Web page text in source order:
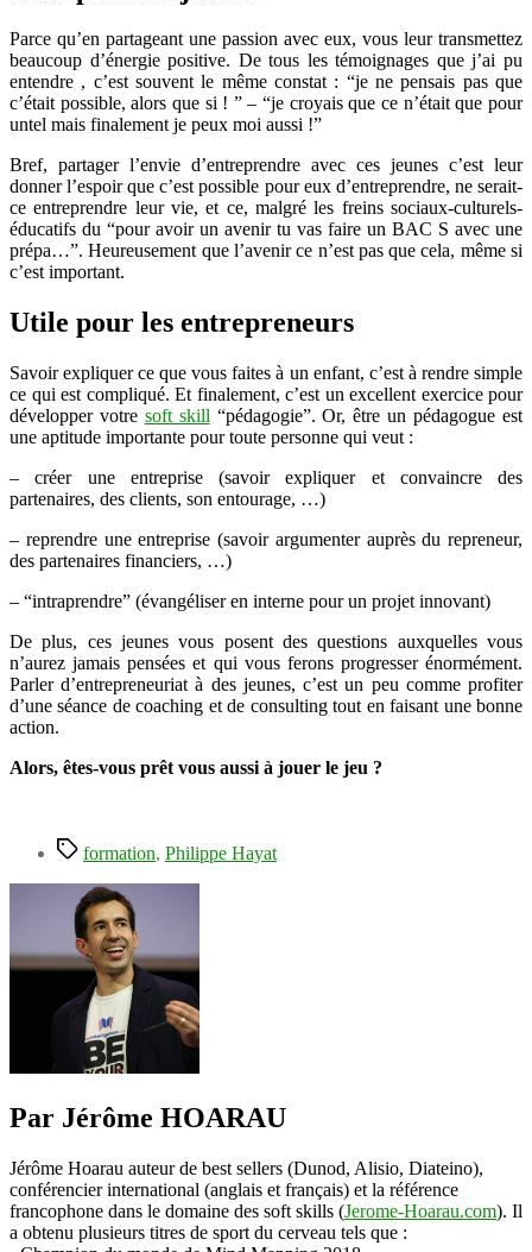
Parce qu’en partageant une passion avec eux, vous leur transmettez
beaucoup d’énergie positive. De tous les témoignages que j’ai pu
entendre , c’est souvent le même constat : “je ne pensais pas que
c’était possible, alors que si ! ” – “je croyais que ce n’était que pour
untel mais finalement je peux moi aussi !”
Bref, partager l’envie d’entreprendre avec ces jeunes c’est leur
donner l’espoir que c’est possible pour eux d’entreprendre, ne serait-
ce entreprendre leur vie, et ce, malgré les freins sociaux-culturels-
éducatifs du “pour avoir un avenir tu vas faire un BAC S avec une
prépa…”. Heureusement que l’avenir ce n’est pas que cela, même si
c’est important.
Utile pour les entrepreneurs
Savoir expliquer ce que vous faites à un enfant, c’est à rendre simple
ce qui est compliqué. Et finalement, c’est un excellent exercice pour
développer votre soft skill “pédagogie”. Or, être un pédagogue est
une aptitude importante pour toute personne qui veut :
– créer une entreprise (savoir expliquer et convaincre des
partenaires, des clients, son entourage, …)
– reprendre une entreprise (savoir argumenter auprès du repreneur,
des partenaires financiers, …)
– “intraprendre” (évangéliser en interne pour un projet innovant)
De plus, ces jeunes vous posent des questions auxquelles vous
n’aurez jamais pensées et qui vous ferons progresser énormément.
Parler d’entrepreneuriat à des jeunes, c’est un peu comme profiter
d’une séance de coaching et de consulting tout en faisant une bonne
action.
Alors, êtes-vous prêt vous aussi à jouer le jeu ?
Étiquettes
formation, Philippe Hayat
Par Jérôme HOARAU
Jérôme Hoarau auteur de best sellers (Dunod, Alisio, Diateino),
conférencier international (anglais et français) et la référence
francophone dans le domaine des soft skills (Jerome-Hoarau.com). Il
a obtenu plusieurs titres de sport du cerveau tels que :